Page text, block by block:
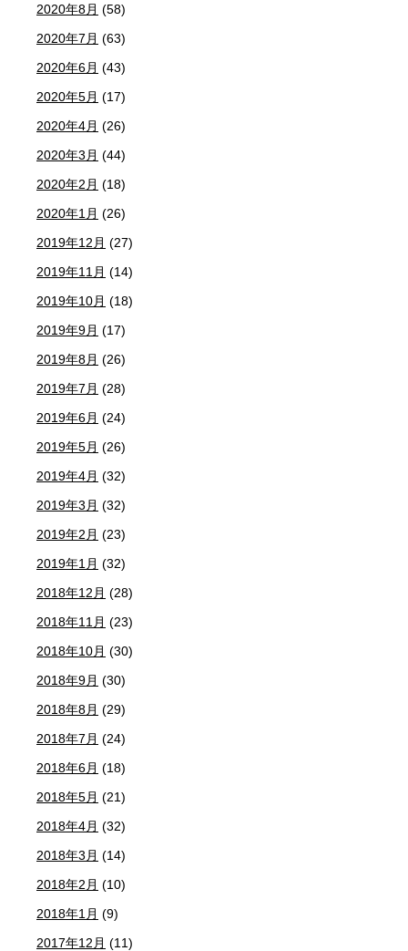
2020年8月 (58)
2020年7月 (63)
2020年6月 (43)
2020年5月 (17)
2020年4月 (26)
2020年3月 (44)
2020年2月 (18)
2020年1月 (26)
2019年12月 (27)
2019年11月 (14)
2019年10月 (18)
2019年9月 (17)
2019年8月 (26)
2019年7月 (28)
2019年6月 (24)
2019年5月 (26)
2019年4月 (32)
2019年3月 (32)
2019年2月 (23)
2019年1月 (32)
2018年12月 (28)
2018年11月 (23)
2018年10月 (30)
2018年9月 (30)
2018年8月 (29)
2018年7月 (24)
2018年6月 (18)
2018年5月 (21)
2018年4月 (32)
2018年3月 (14)
2018年2月 (10)
2018年1月 (9)
2017年12月 (11)